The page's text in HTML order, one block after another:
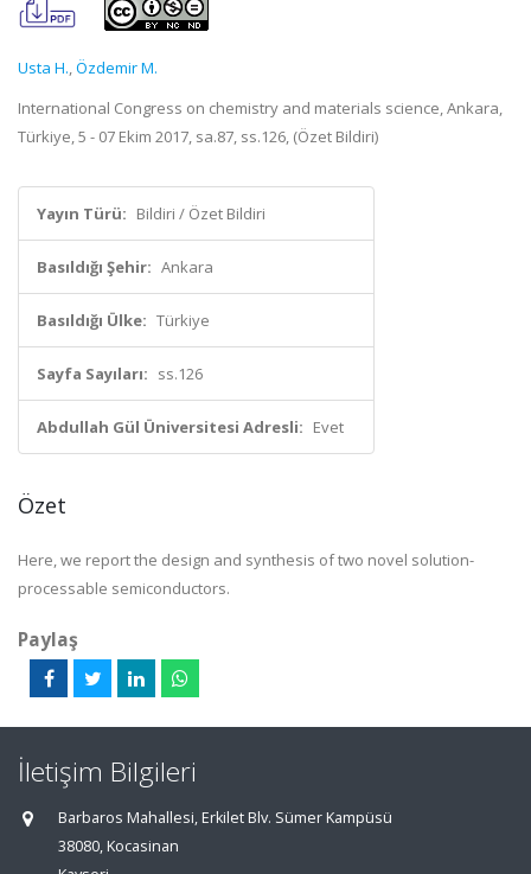
Usta H.,Özdemir M.
International Congress on chemistry and materials science, Ankara,
Türkiye, 5 - 07 Ekim 2017, sa.87, ss.126, (Özet Bildiri)
Yayın Türü: Bildiri / Özet Bildiri
Basıldığı Şehir: Ankara
Basıldığı Ülke: Türkiye
Sayfa Sayıları: ss.126
Abdullah Gül Üniversitesi Adresli: Evet
Özet
Here, we report the design and synthesis of two novel solution-
processable semiconductors.
Paylaş
İletişim Bilgileri
Barbaros Mahallesi, Erkilet Blv. Sümer Kampüsü
38080, Kocasinan